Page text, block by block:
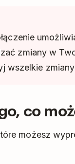
zmiany w
wszelkie
co
możesz